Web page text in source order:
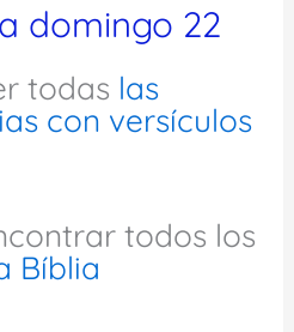
domingo 22
todas las
con versículos
todos los
Bíblia